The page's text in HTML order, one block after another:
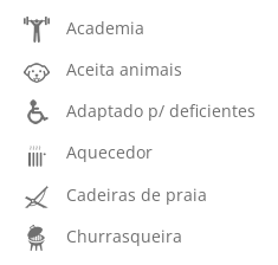
Academia
Aceita animais
Adaptado p/ deficientes
Aquecedor
Cadeiras de praia
Churrasqueira